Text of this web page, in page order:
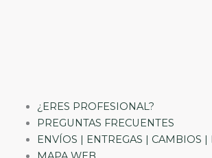
¿ERES PROFESIONAL?
PREGUNTAS FRECUENTES
ENVÍOS | ENTREGAS | CAMBIOS